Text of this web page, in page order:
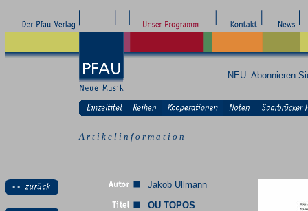
NEU: Abonnieren
A r t i k e l i n f o r m a t i o n
Jakob Ullmann
OU TOPOS